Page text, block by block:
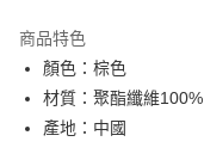
運送方式
全家取貨付款
商品特色
顏色：棕色
材質：聚酯纖維100%
產地：中國